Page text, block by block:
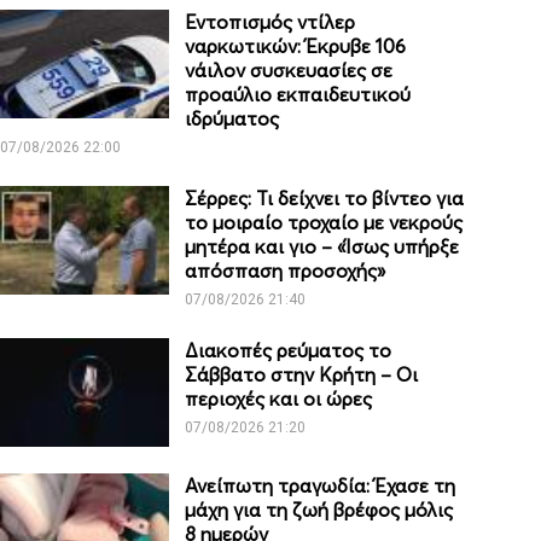
Εντοπισμός ντίλερ
ναρκωτικών: Έκρυβε 106
νάιλον συσκευασίες σε
προαύλιο εκπαιδευτικού
ιδρύματος
07/08/2026 22:00
Σέρρες: Τι δείχνει το βίντεο για
το μοιραίο τροχαίο με νεκρούς
μητέρα και γιο – «Ίσως υπήρξε
απόσπαση προσοχής»
07/08/2026 21:40
Διακοπές ρεύματος το
Σάββατο στην Κρήτη – Οι
περιοχές και οι ώρες
07/08/2026 21:20
Ανείπωτη τραγωδία: Έχασε τη
μάχη για τη ζωή βρέφος μόλις
8 ημερών